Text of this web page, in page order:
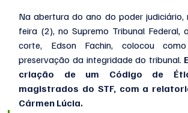
Na abertura do ano do poder judiciário,
feira (2), no Supremo Tribunal Federal,
corte, Edson Fachin, colocou
preservação da integridade do tribunal.
criação de um Código de
magistrados do STF, com a
Cármen Lúcia.